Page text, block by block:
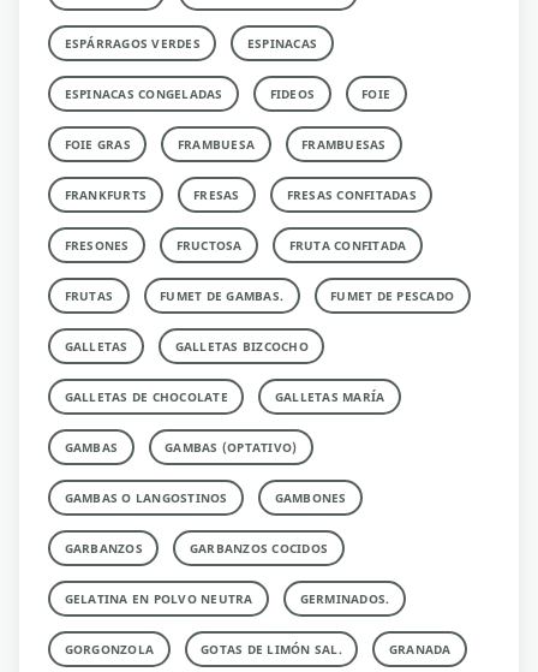
ESPÁRRAGOS VERDES ESPINACAS
ESPINACAS CONGELADAS FIDEOS FOIE
FOIE GRAS FRAMBUESA FRAMBUESAS
FRANKFURTS FRESAS FRESAS CONFITADAS
FRESONES FRUCTOSA FRUTA CONFITADA
FRUTAS FUMET DE GAMBAS. FUMET DE PESCADO
GALLETAS GALLETAS BIZCOCHO
GALLETAS DE CHOCOLATE GALLETAS MARÍA
GAMBAS GAMBAS (OPTATIVO)
GAMBAS O LANGOSTINOS GAMBONES
GARBANZOS GARBANZOS COCIDOS
GELATINA EN POLVO NEUTRA GERMINADOS.
GORGONZOLA GOTAS DE LIMÓN SAL. GRANADA